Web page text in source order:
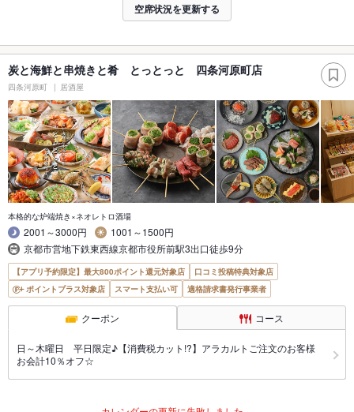
空席状況を更新する
炭と海鮮と串焼きと肴 とっとっと 四条河原町店
四条河原町 居酒屋
本格的な炉端焼き×ネオレトロ酒場
2001～3000円
1001～1500円
京都市営地下鉄東西線京都市役所前駅3出口徒歩9分
【アプリ予約限定】最大800ポイント還元対象店
口コミ投稿特典対象店
ポイントプラス対象店
スマート支払い可 適格請求書発行事業者
クーポン コース
日～木曜日 平日限定♪【消費税カット!?】アラカルトご注文のお客様
お会計10％オフ☆